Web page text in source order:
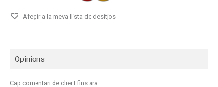
Afegir a la meva llista de desitjos
Opinions
Cap comentari de client fins ara.